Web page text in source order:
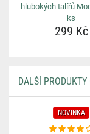
hlubokých talířů
ks
299 Kč
DALŠÍ
NOVINKA